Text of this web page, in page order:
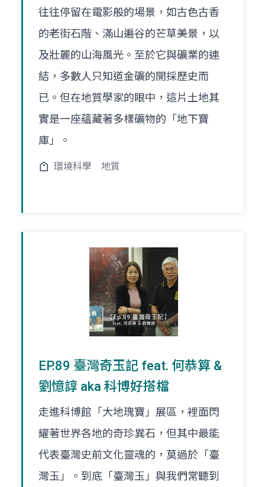
往往停留在電影般的場景，如古色古香
的老街石階、滿山遍谷的芒草美景，以
及壯麗的山海風光。至於它與礦業的連
結，多數人只知道金礦的開採歷史而
已。但在地質學家的眼中，這片土地其
實是一座蘊藏著多樣礦物的「地下寶
庫」。
環境科學 地質
EP.89 臺灣奇玉記 feat. 何恭算 &
劉憶諄 aka 科博好搭檔
走進科博館「大地瑰寶」展區，裡面閃
耀著世界各地的奇珍異石，但其中最能
代表臺灣史前文化靈魂的，莫過於「臺
灣玉」。到底「臺灣玉」與我們常聽到